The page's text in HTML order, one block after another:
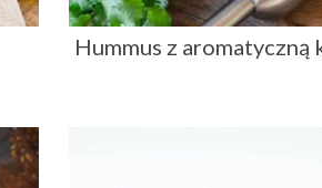
Hummus z aromatyczną